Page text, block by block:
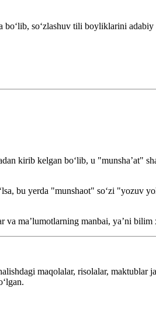
so‘zlashuv tili boyliklarini
kirib kelgan bo‘lib, u "munsha’at"
bu yerda "munshaot" so‘zi "yozuv
ma’lumotlarning manbai, ya’ni
maqolalar, risolalar, maktublar